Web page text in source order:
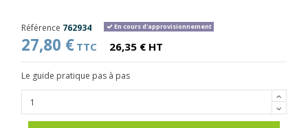
Référence 762934 En cours d'approvisionnement
27,80 € TTC 26,35 € HT
Le guide pratique pas à pas